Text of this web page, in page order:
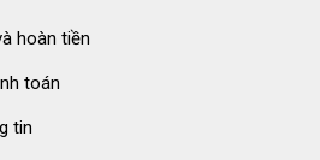
hoàn tiền
toán
tin